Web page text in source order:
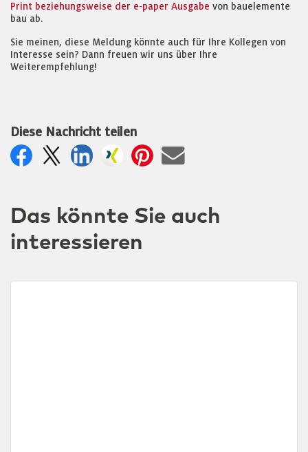
Print beziehungsweise der e-paper Ausgabe von bauelemente
bau ab.
Sie meinen, diese Meldung könnte auch für Ihre Kollegen von
Interesse sein? Dann freuen wir uns über Ihre
Weiterempfehlung!
Diese Nachricht teilen
Das könnte Sie auch
interessieren